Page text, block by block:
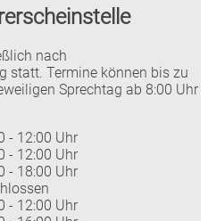
nach
statt. Termine können bis zu
Sprechtag ab 8:00 Uhr
- 12:00 Uhr
- 12:00 Uhr
- 18:00 Uhr
- 12:00 Uhr